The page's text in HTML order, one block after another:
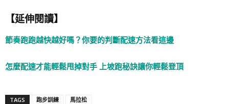
【延伸閱讀】
節奏跑跑越快越好嗎？你要的判斷配速方法看這邊
怎麼配速才能輕鬆甩掉對手 上坡跑秘訣讓你輕鬆登頂
TAGS 跑步訓練 馬拉松